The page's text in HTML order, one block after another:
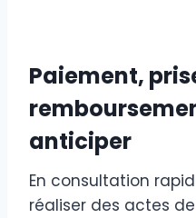
Paiement,
anticiper
En consultation
réaliser des actes